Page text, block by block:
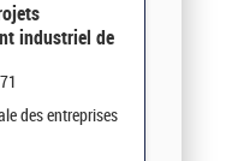
industriel de
H/F
des entreprises